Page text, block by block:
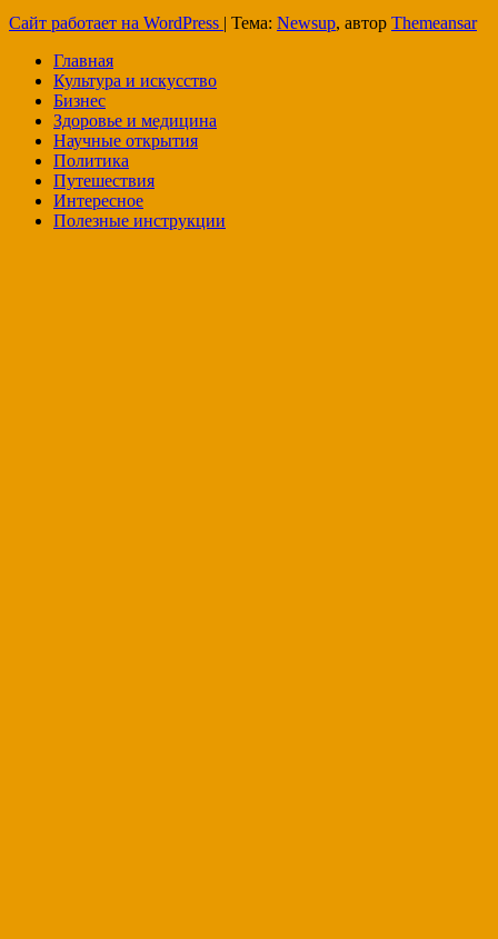
Сайт работает на WordPress | Тема: Newsup, автор Themeansar
Главная
Культура и искусство
Бизнес
Здоровье и медицина
Научные открытия
Политика
Путешествия
Интересное
Полезные инструкции